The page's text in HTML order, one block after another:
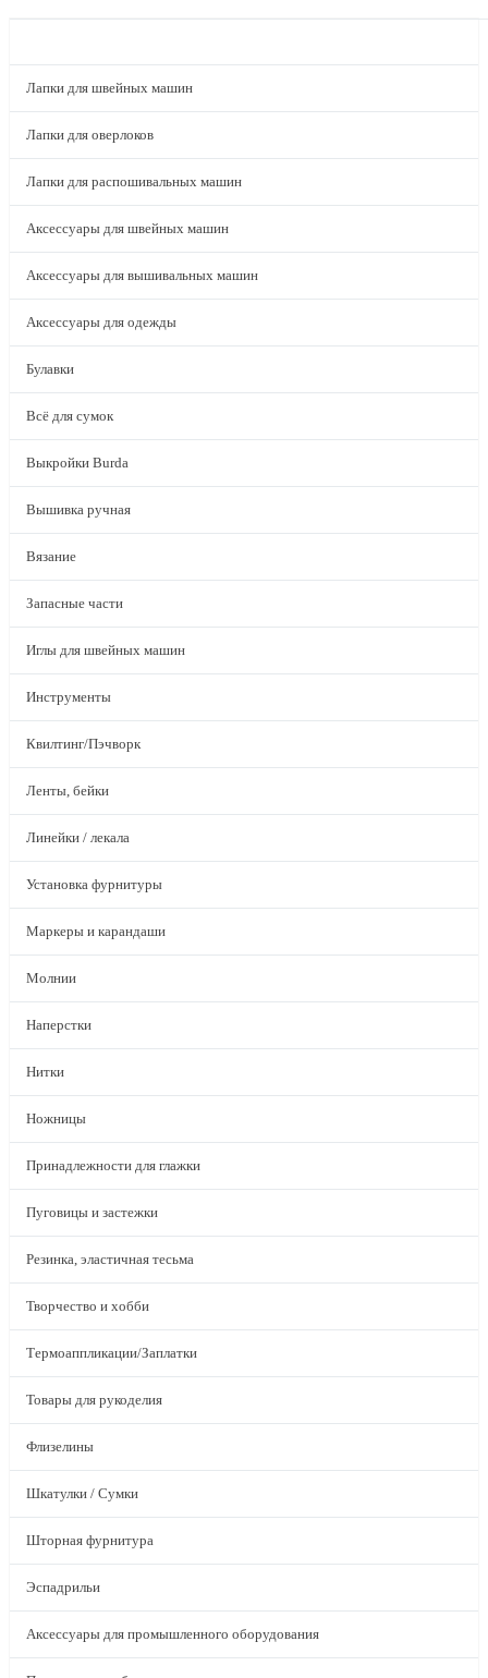
Лапки для швейных машин
Лапки для оверлоков
Лапки для распошивальных машин
Аксессуары для швейных машин
Аксессуары для вышивальных машин
Аксессуары для одежды
Булавки
Всё для сумок
Выкройки Burda
Вышивка ручная
Вязание
Запасные части
Иглы для швейных машин
Инструменты
Квилтинг/Пэчворк
Ленты, бейки
Линейки / лекала
Установка фурнитуры
Маркеры и карандаши
Молнии
Наперстки
Нитки
Ножницы
Принадлежности для глажки
Пуговицы и застежки
Резинка, эластичная тесьма
Творчество и хобби
Термоаппликации/Заплатки
Товары для рукоделия
Флизелины
Шкатулки / Сумки
Шторная фурнитура
Эспадрильи
Аксессуары для промышленного оборудования